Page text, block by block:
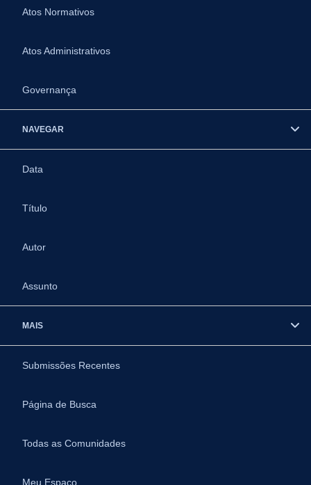
Atos Normativos
Atos Administrativos
Governança
NAVEGAR
Data
Título
Autor
Assunto
MAIS
Submissões Recentes
Página de Busca
Todas as Comunidades
Meu Espaço